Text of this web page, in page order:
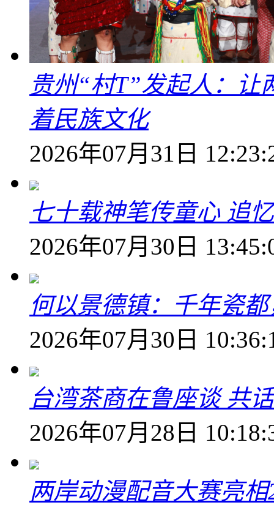
贵州“村T”发起人：让
着民族文化
2026年07月31日
七十载神笔传童心 追
2026年07月30日
何以景德镇：千年瓷
2026年07月30日
台湾茶商在鲁座谈 共
2026年07月28日
两岸动漫配音大赛亮